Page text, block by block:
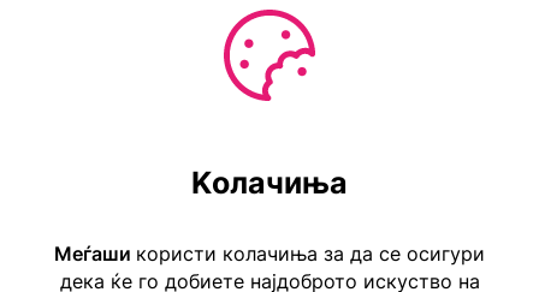
Тел: ++389 2 2465 316
Kолачиња
Меѓаши користи колачиња за да се осигури
дека ќе го добиете најдоброто искуство на